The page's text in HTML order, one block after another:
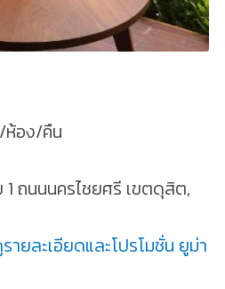
อง/คืน
ถนนนครไชยศรี เขตดุสิต,
ยละเอียดและโปรโมชั่น ยูม่า